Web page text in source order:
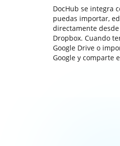
DocHub se integra
puedas importar,
directamente
Dropbox. Cuando
Google Drive o
Google y comparte